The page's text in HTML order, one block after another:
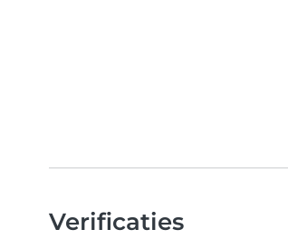
Verificaties